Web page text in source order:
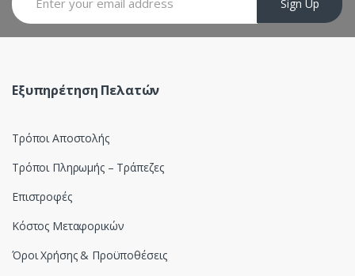
Sign Up
Εξυπηρέτηση Πελατών
Τρόποι Αποστολής
Τρόποι Πληρωμής – Τράπεζες
Επιστροφές
Κόστος Μεταφορικών
Όροι Χρήσης & Προϋποθέσεις